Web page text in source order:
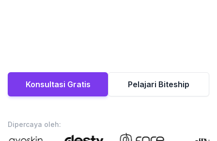
Konsultasi Gratis Pelajari Biteship
Dipercaya oleh: